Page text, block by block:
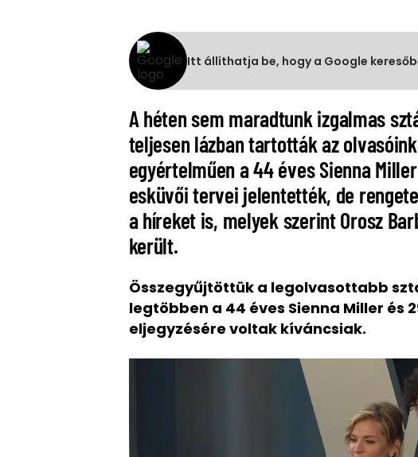
Itt állíthatja be, hogy a Google
A héten sem maradtunk izgalmas
teljesen lázban tartották az
egyértelműen a 44 éves Sienna
esküvői tervei jelentették, de
a híreket is, melyek szerint Orosz
került.
Összegyűjtöttük a legolvasottabb
legtöbben a 44 éves Sienna Miller és
eljegyzésére voltak kíváncsiak.